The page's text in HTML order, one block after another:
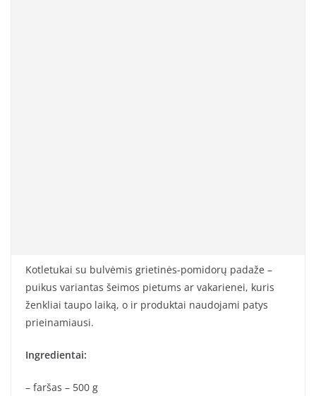
Kotletukai su bulvėmis grietinės-pomidorų padaže –
puikus variantas šeimos pietums ar vakarienei, kuris
ženkliai taupo laiką, o ir produktai naudojami patys
prieinamiausi.
Ingredientai:
– faršas – 500 g